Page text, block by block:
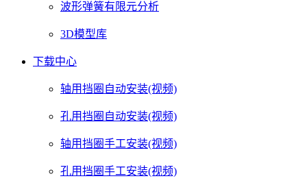
波形弹簧有限元分析
3D模型库
下载中心
轴用挡圈自动安装(视频)
孔用挡圈自动安装(视频)
轴用挡圈手工安装(视频)
孔用挡圈手工安装(视频)